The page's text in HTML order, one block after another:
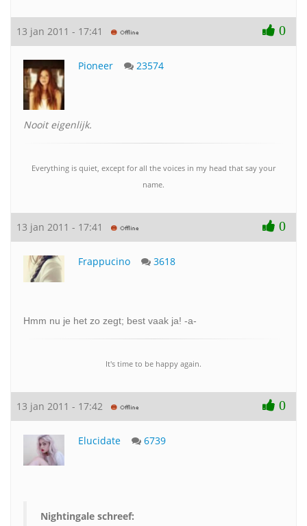
13 jan 2011 - 17:41 0
Pioneer 23574
Nooit eigenlijk.
Everything is quiet, except for all the voices in my head that say your
name.
13 jan 2011 - 17:41 0
Frappucino 3618
Hmm nu je het zo zegt; best vaak ja! -a-
It's time to be happy again.
13 jan 2011 - 17:42 0
Elucidate 6739
Nightingale schreef: